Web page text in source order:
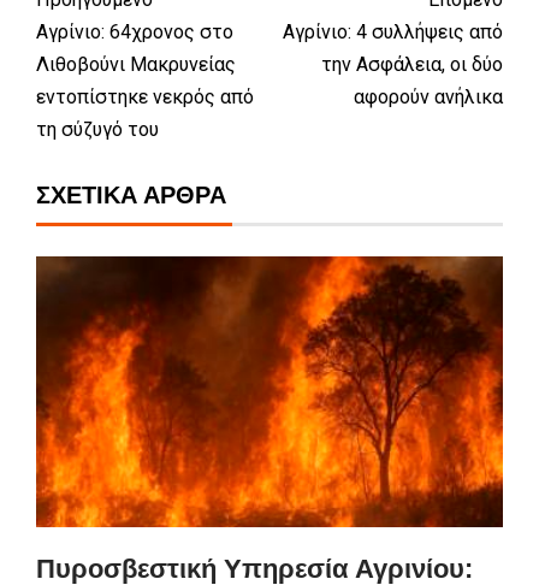
Αγρίνιο: 64χρονος στο
Λιθοβούνι Μακρυνείας
εντοπίστηκε νεκρός από
τη σύζυγό του
Αγρίνιο: 4 συλλήψεις από
την Ασφάλεια, οι δύο
αφορούν ανήλικα
ΣΧΕΤΙΚΆ ΆΡΘΡΑ
Πυροσβεστική Υπηρεσία Αγρινίου: